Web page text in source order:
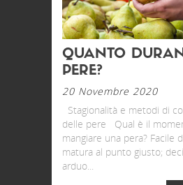
QUANTO
PERE?
20 Novembre 2020
Stagionalità e metodi di
delle pere Qual è il
mangiare una pera? Facile
matura al punto giusto;
arduo...